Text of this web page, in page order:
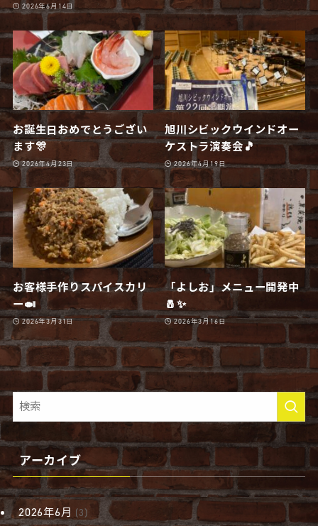
2026年6月14日
お誕生日おめでとうござい
ます🎊
2026年4月23日
旭川シビックウインドオー
ケストラ演奏会🎵
2026年4月19日
お客様手作りスパイスカリ
ー🍛
2026年3月31日
「よしお」メニュー開発中
🧂✨
2026年3月16日
アーカイブ
2026年6月 (3)